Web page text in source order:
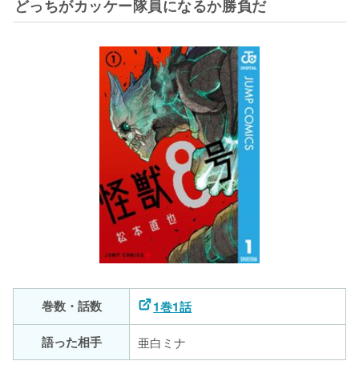
どっちがカッケー隊員になるか勝負だ
巻数・話数
1巻1話
語った相手
亜白ミナ